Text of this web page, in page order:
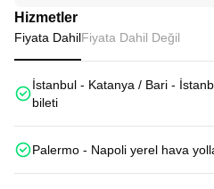
Hizmetler
Fiyata DahilFiyata Dahil Değil
İstanbul - Katanya / Bari -
bileti
Palermo - Napoli yerel hava